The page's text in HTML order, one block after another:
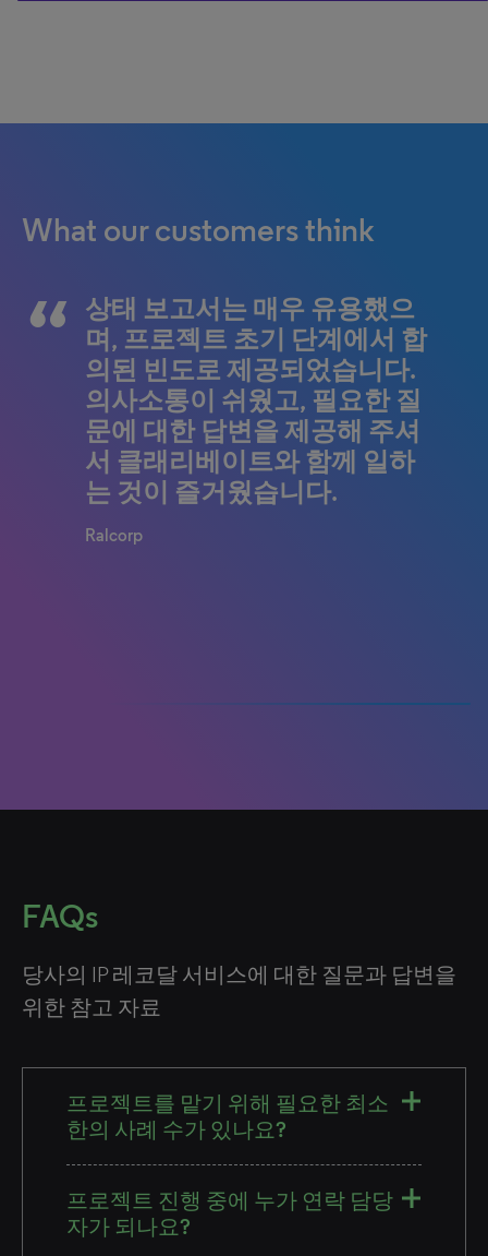
What our customers think
클래리베이트는 훌륭한 일을
해냈습니다. 이 프로젝트는 매
우 방대했지만, 관리가 얼마나
쉬운지 계속해서 감탄하고 있
습니다. 더 이상 바랄 것이 없으
며, Microsoft는 매우 만족하고
있습니다. 클래리베이트는 정
말 훌륭한 일을 해냈습니다. 첫
날부터 이 프로젝트는 계획, 범
The status reports were very
helpful and were provided at
the frequency agreed in the
initial stages of the project,
communication has been easy
since. Your team provided
answers to questions as they
were needed, and I have
enjoyed working with
상태 보고서는 매우 유용했으
며, 프로젝트 초기 단계에서 합
의된 빈도로 제공되었습니다.
의사소통이 쉬웠고, 필요한 질
문에 대한 답변을 제공해 주셔
서 클래리베이트와 함께 일하
는 것이 즐거웠습니다.
Ralcorp
FAQs
당사의 IP 레코달 서비스에 대한 질문과 답변을
위한 참고 자료
프로젝트를 맡기 위해 필요한 최소
한의 사례 수가 있나요?
프로젝트 진행 중에 누가 연락 담당
자가 되나요?